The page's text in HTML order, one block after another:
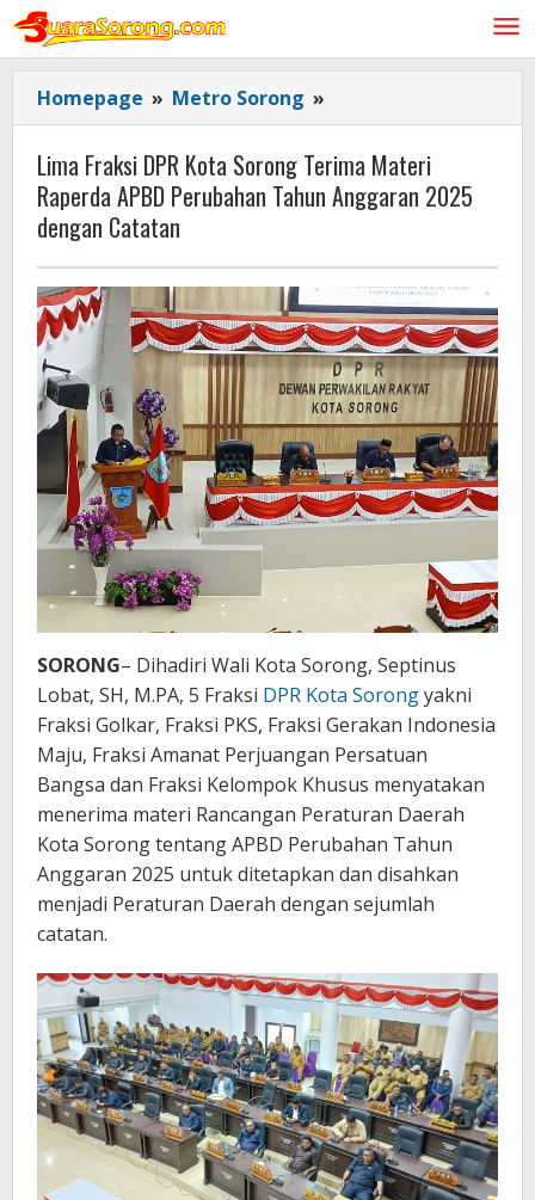
Lewati
konten
Homepage » Metro Sorong »
Fraksi
DPR
Kota
Sorong
Materi
Raperda
APBD
Perubahan
Tahun
Anggaran
2025
dengan
Catatan
Lima Fraksi DPR Kota Sorong Terima Materi
Raperda APBD Perubahan Tahun Anggaran 2025
dengan Catatan
SORONG– Dihadiri Wali Kota Sorong, Septinus
Lobat, SH, M.PA, 5 Fraksi DPR Kota Sorongyakni
Fraksi Golkar, Fraksi PKS, Fraksi Gerakan Indonesia
Maju, Fraksi Amanat Perjuangan Persatuan
Bangsa dan Fraksi Kelompok Khusus menyatakan
menerima materi Rancangan Peraturan Daerah
Kota Sorong tentang APBD Perubahan Tahun
Anggaran 2025 untuk ditetapkan dan disahkan
menjadi Peraturan Daerah dengan sejumlah
catatan.